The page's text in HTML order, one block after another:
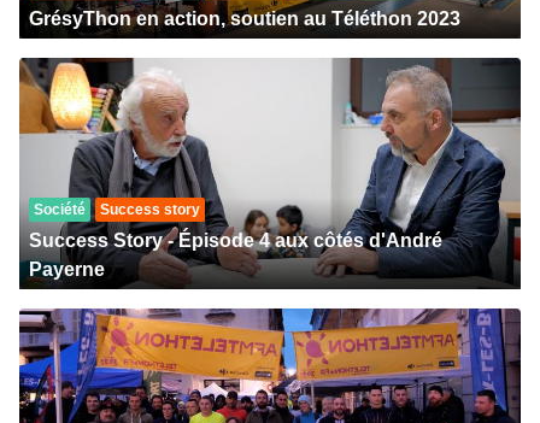
GrésyThon en action, soutien au Téléthon 2023
Société Success story
Success Story - Épisode 4 aux côtés d'André
Payerne